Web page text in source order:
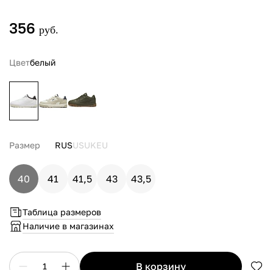
356 руб.
Цветбелый
Размер RUSUSUKEU
40 41 41,5 43 43,5
Таблица размеров
Наличие в магазинах
1 в корзину